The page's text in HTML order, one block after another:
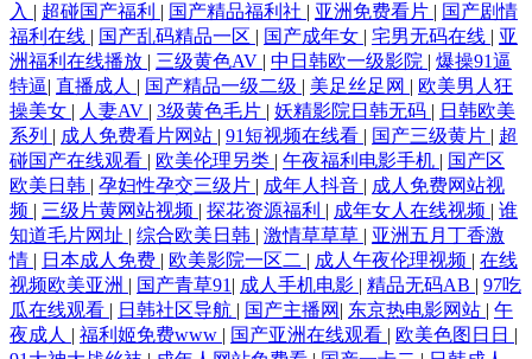
入 | 超碰国产福利 | 国产精品福利社 | 亚洲免费看片 | 国产剧情
福利在线 | 国产乱码精品一区 | 国产成年女 | 宅男无码在线 | 亚
洲福利在线播放 | 三级黄色AV | 中日韩欧一级影院 | 爆操91逼
特逼| 直播成人 | 国产精品一级二级 | 美足丝足网 | 欧美男人狂
操美女 | 人妻AV | 3级黄色毛片 | 妖精影院日韩无码 | 日韩欧美
系列 | 成人免费看片网站 | 91短视频在线看 | 国产三级黄片 | 超
碰国产在线观看 | 欧美伦理另类 | 午夜福利电影手机 | 国产区
欧美日韩 | 孕妇性孕交三级片 | 成年人抖音 | 成人免费网站视
频 | 三级片黄网站视频 | 探花资源福利 | 成年女人在线视频 | 谁
知道毛片网址 | 综合欧美日韩 | 激情草草草 | 亚洲五月丁香激
情 | 日本成人免费 | 欧美影院一区二 | 成人午夜伦理视频 | 在线
视频欧美亚洲 | 国产青草91 | 成人手机电影 | 精品无码AB | 97吃
瓜在线观看 | 日韩社区导航 | 国产主播网 | 东京热电影网站 | 午
夜成人 | 福利姬免费www | 国产亚洲在线观看 | 欧美色图日日 |